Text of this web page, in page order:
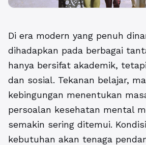
Di era modern yang penuh
dihadapkan pada berbagai
hanya bersifat akademik,
dan sosial. Tekanan belajar,
kebingungan menentukan
persoalan kesehatan mental
semakin sering ditemui.
kebutuhan akan tenaga